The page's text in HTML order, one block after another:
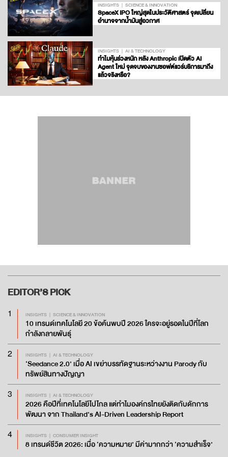
INSIGHTS SCIENCE & INNOVATION
SpaceX IPO ใหญ่สุดในประวัติศาสตร์ จุดเปลี่ยน
อำนาจจากน้ำมันสู่อวกาศ
INSIGHTS AI & TECHNOLOGY
ทำไมหุ้นร่วงหนัก หลัง Anthropic เปิดตัว AI
Agent ใหม่ จุดจบของงานซอฟต์แวร์บริการมาถึง
แล้วจริงหรือ?
EDITOR’SPICK
1 INSIGHTS SCIENCE & INNOVATION
10 เทรนด์เทคโนโลยี 20 ข้อค้นพบปี 2026 ใครจะอยู่รอดในปีที่โลก
กำลังกลายพันธุ์
2 INSIGHTS AI & TECHNOLOGY
‘Seedance 2.0’ เมื่อ AI เขย่าบรรทัดฐานระหว่างงาน Parody กับ
ทรัพย์สินทางปัญญา
3 INSIGHTS AI & TECHNOLOGY
2026 คือปีที่เทคโนโลยีไปไกล แต่ทำไมองค์กรไทยยังติดกับดักการ
พัฒนา จาก Thailand’s AI-Driven Leadership Report
4 INSIGHTS CONSUMER INSIGHT
8 เทรนด์ชีวิต 2026: เมื่อ ‘ความหมาย’ มีค่ามากกว่า ‘ความสำเร็จ’